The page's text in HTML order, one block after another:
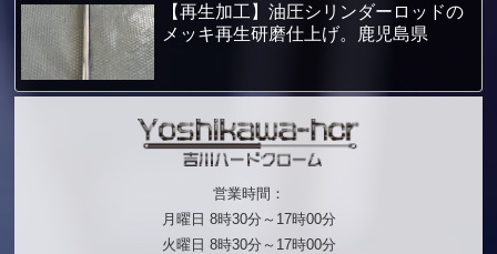
【再生加工】油圧シリンダーロッドの
メッキ再生研磨仕上げ。鹿児島県
営業時間：
月曜日 8時30分～17時00分
火曜日 8時30分～17時00分